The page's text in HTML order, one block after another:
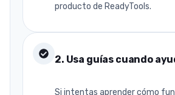
producto de ReadyTools.
2. Usa guías cuando
Si intentas aprender cómo